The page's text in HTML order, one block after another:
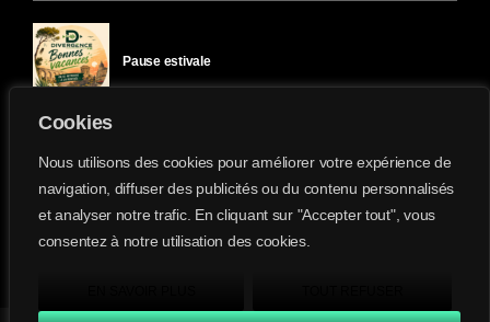
Cookies
Nous utilisons des cookies pour améliorer votre expérience de
navigation, diffuser des publicités ou du contenu personnalisés
et analyser notre trafic. En cliquant sur "Accepter tout", vous
consentez à notre utilisation des cookies.
Pause estivale
Ici l’Ombre – mardi 28 juillet